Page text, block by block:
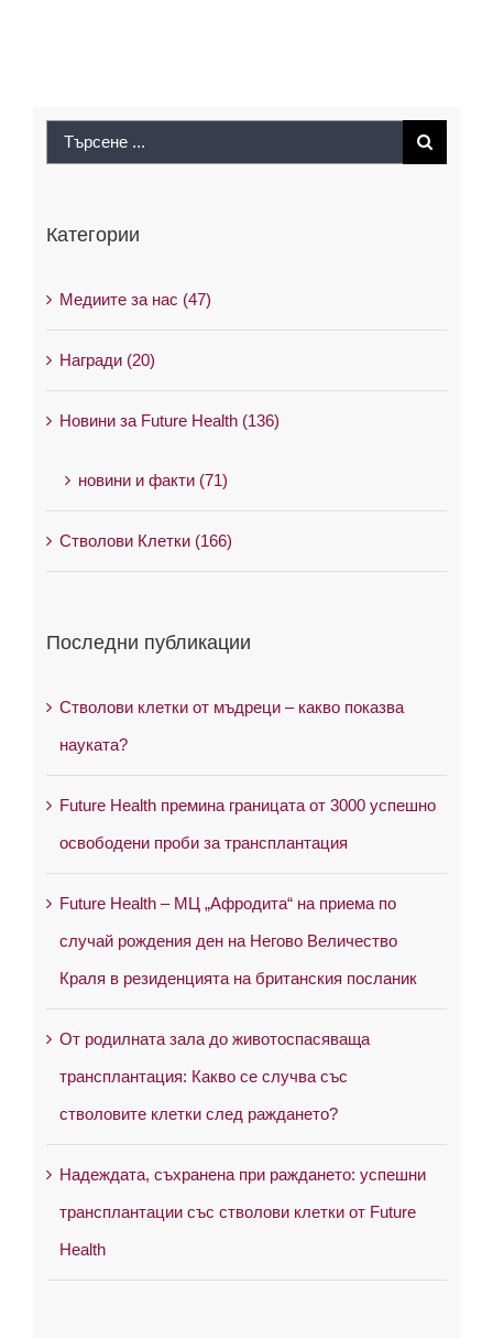
Search
Категории
Медиите за нас (47)
Награди (20)
Новини за Future Health (136)
новини и факти (71)
Стволови Клетки (166)
Последни публикации
Стволови клетки от мъдреци – какво показва
науката?
Future Health премина границата от 3000 успешно
освободени проби за трансплантация
Future Health – МЦ „Афродита“ на приема по
случай рождения ден на Негово Величество
Краля в резиденцията на британския посланик
От родилната зала до животоспасяваща
трансплантация: Какво се случва със
стволовите клетки след раждането?
Надеждата, съхранена при раждането: успешни
трансплантации със стволови клетки от Future
Health